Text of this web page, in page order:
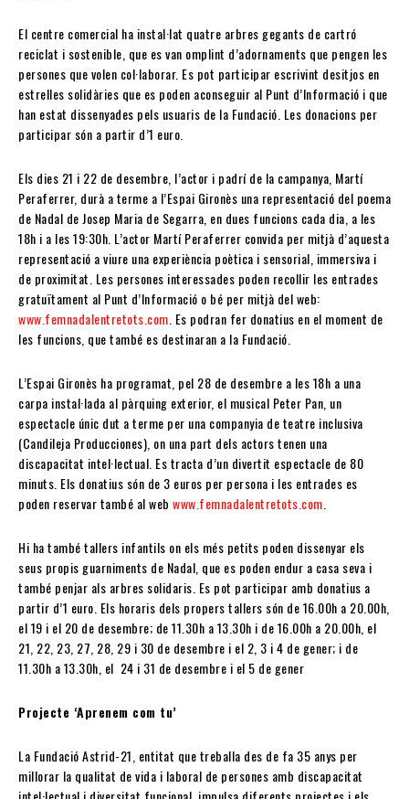
El centre comercial ha instal·lat quatre arbres gegants de cartró
reciclat i sostenible, que es van omplint d’adornaments que pengen les
persones que volen col·laborar. Es pot participar escrivint desitjos en
estrelles solidàries que es poden aconseguir al Punt d’Informació i que
han estat dissenyades pels usuaris de la Fundació. Les donacions per
participar són a partir d’1 euro.
Els dies 21 i 22 de desembre, l’actor i padrí de la campanya, Martí
Peraferrer, durà a terme a l’Espai Gironès una representació del poema
de Nadal de Josep Maria de Segarra, en dues funcions cada dia, a les
18h i a les 19:30h. L’actor Martí Peraferrer convida per mitjà d’aquesta
representació a viure una experiència poètica i sensorial, immersiva i
de proximitat. Les persones interessades poden recollir les entrades
gratuïtament al Punt d’Informació o bé per mitjà del web:
www.femnadalentretots.com . Es podran fer donatius en el moment de
les funcions, que també es destinaran a la Fundació.
L’Espai Gironès ha programat, pel 28 de desembre a les 18h a una
carpa instal·lada al pàrquing exterior, el musical Peter Pan, un
espectacle únic dut a terme per una companyia de teatre inclusiva
(Candileja Producciones), on una part dels actors tenen una
discapacitat intel·lectual. Es tracta d’un divertit espectacle de 80
minuts. Els donatius són de 3 euros per persona i les entrades es
poden reservar també al web www.femnadalentretots.com
Hi ha també tallers infantils on els més petits poden dissenyar els
seus propis guarniments de Nadal, que es poden endur a casa seva i
també penjar als arbres solidaris. Es pot participar amb donatius a
partir d’1 euro. Els horaris dels propers tallers són de 16.00h a 20.00h,
el 19 i el 20 de desembre; de 11.30h a 13.30h i de 16.00h a 20.00h, el
21, 22, 23, 27, 28, 29 i 30 de desembre i el 2, 3 i 4 de gener; i de
11.30h a 13.30h, el 24 i 31 de desembre i el 5 de gener
Projecte ‘Aprenem com tu’
La Fundació Astrid-21, entitat que treballa des de fa 35 anys per
millorar la qualitat de vida i laboral de persones amb discapacitat